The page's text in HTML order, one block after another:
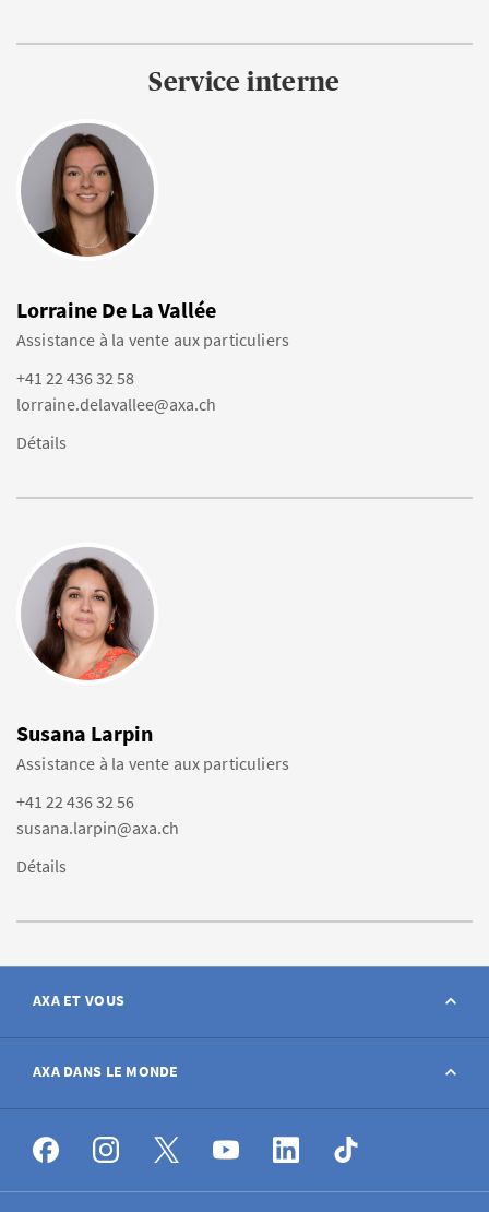
Service interne
Lorraine De La Vallée
Assistance à la vente aux particuliers
+41 22 436 32 58
lorraine.delavallee@axa.ch
Détails
Susana Larpin
Assistance à la vente aux particuliers
+41 22 436 32 56
susana.larpin@axa.ch
Détails
AXA ET VOUS
Contact
Déclarer sinistre
Postes à pourvoir
AXA DANS LE MONDE
AXA dans le monde